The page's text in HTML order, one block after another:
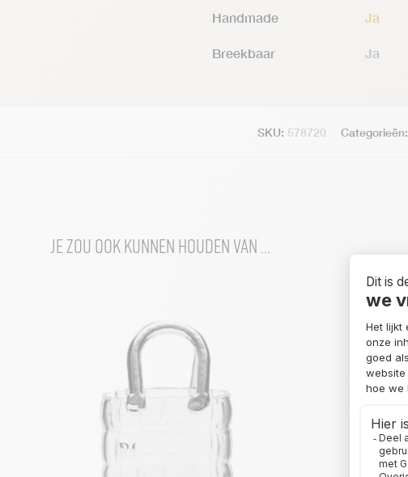
Handmade Ja
Breekbaar Ja
SKU: 578720 Categorieën:
Je zou ook kunnen houden van …